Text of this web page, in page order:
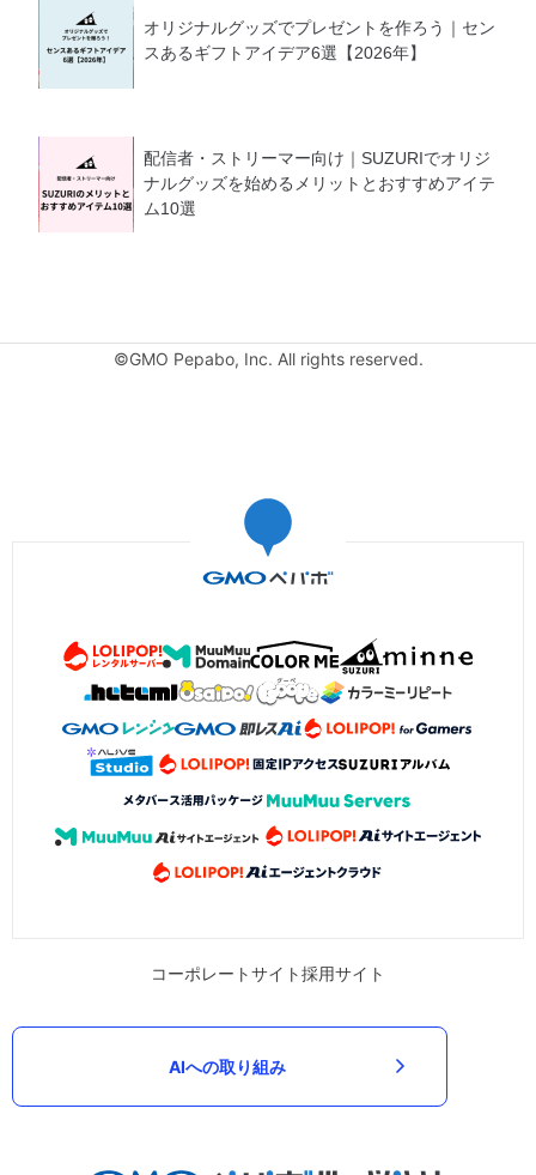
オリジナルグッズでプレゼントを作ろう｜セン
スあるギフトアイデア6選【2026年】
配信者・ストリーマー向け｜SUZURIでオリジ
ナルグッズを始めるメリットとおすすめアイテ
ム10選
©GMO Pepabo, Inc. All rights reserved.
コーポレートサイト採用サイト
AIへの取り組み